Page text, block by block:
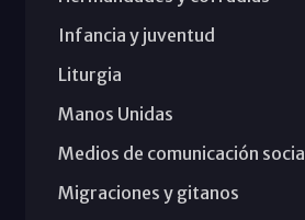
Infancia y juventud
Liturgia
Manos Unidas
Medios de comunicación social
Migraciones y gitanos